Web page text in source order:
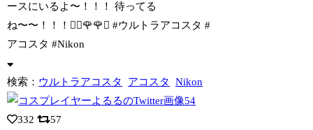
ースにいるよ〜！！！待ってる
ね〜〜！！！🙆‍♀️🌹🌹✨ #ウルトラアコスタ #
アコスタ #Nikon
検索： ウルトラアコスタ アコスタ Nikon
332
57